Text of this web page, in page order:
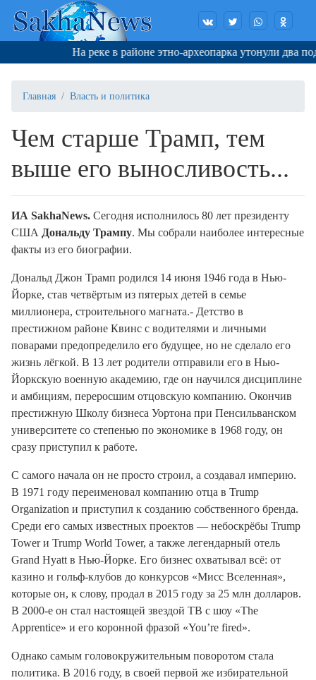
На реке в районе этно-археопарка утонули два
Главная Власть и политика
Чем старше Трамп, тем
выше его выносливость...
ИА SakhaNews. Сегодня исполнилось 80 лет президенту
США Дональду Трампу. Мы собрали наиболее интересные
факты из его биографии.
Дональд Джон Трамп родился 14 июня 1946 года в Нью-
Йорке, став четвёртым из пятерых детей в семье
миллионера, строительного магната.- Детство в
престижном районе Квинс с водителями и личными
поварами предопределило его будущее, но не сделало его
жизнь лёгкой. В 13 лет родители отправили его в Нью-
Йоркскую военную академию, где он научился дисциплине
и амбициям, переросшим отцовскую компанию. Окончив
престижную Школу бизнеса Уортона при Пенсильванском
университете со степенью по экономике в 1968 году, он
сразу приступил к работе.
С самого начала он не просто строил, а создавал империю.
В 1971 году переименовал компанию отца в Trump
Organization и приступил к созданию собственного бренда.
Среди его самых известных проектов — небоскрёбы Trump
Tower и Trump World Tower, а также легендарный отель
Grand Hyatt в Нью-Йорке. Его бизнес охватывал всё: от
казино и гольф-клубов до конкурсов «Мисс Вселенная»,
которые он, к слову, продал в 2015 году за 25 млн долларов.
В 2000-е он стал настоящей звездой ТВ с шоу «The
Apprentice» и его коронной фразой «You’re fired».
Однако самым головокружительным поворотом стала
политика. В 2016 году, в своей первой же избирательной